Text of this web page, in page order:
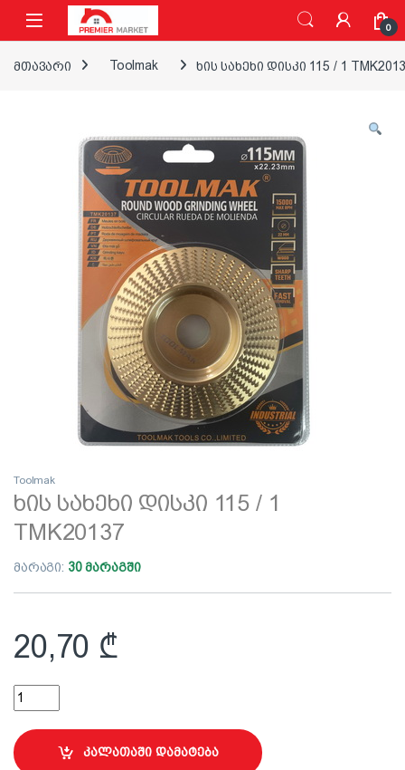
ნავიგაციაზე გადასვლა
შინაარსზე გადასვლა
0
მთავარი Toolmak ხის სახეხი დისკი 115 / 1
Toolmak
ხის სახეხი დისკი 115 / 1
TMK20137
მარაგი: 30 მარაგში
20,70 ₾
ხის სახეხი დისკი 115 / 1 TMK20137 quantity
კალათაში დამატება